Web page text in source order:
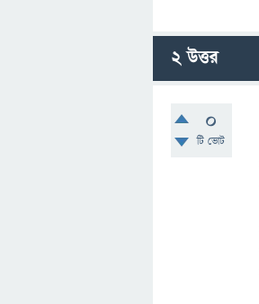
2উত্তর
0
টি ভোট